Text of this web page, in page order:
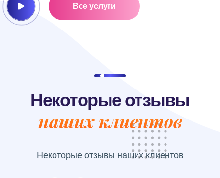
Все услуги
Некоторые отзывы
наших клиентов
Некоторые отзывы наших клиентов